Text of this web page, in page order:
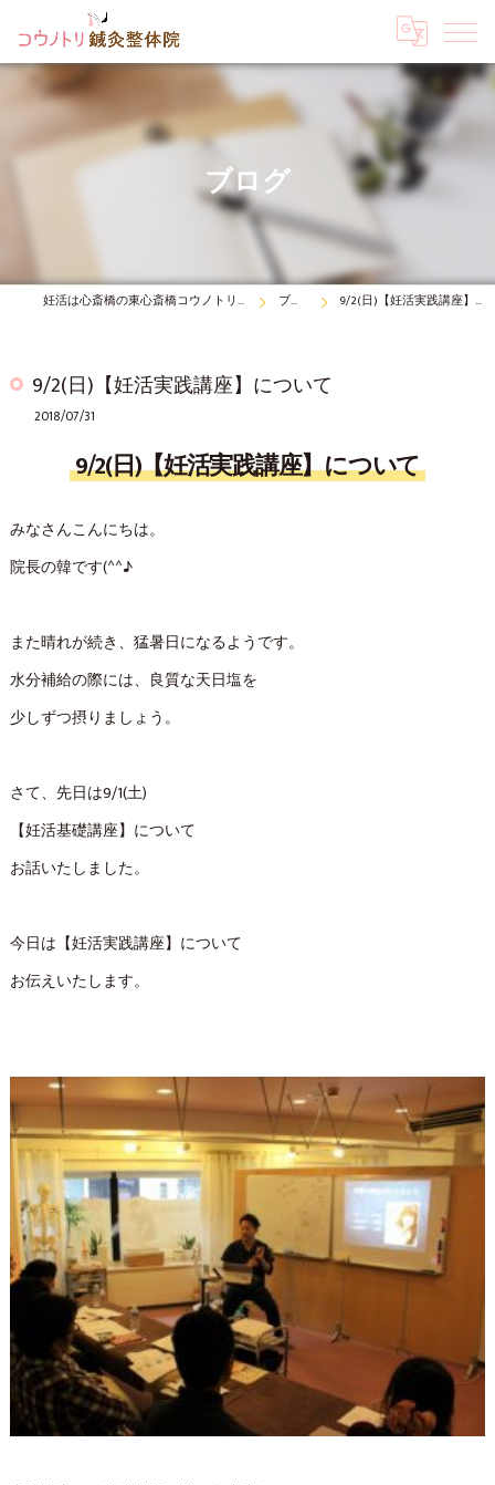
ブログ
妊活は心斎橋の東心斎橋コウノトリ鍼灸整体院 ブログ 9/2(日)【妊活実践講座】について
9/2(日)【妊活実践講座】について
2018/07/31
9/2(日)【妊活実践講座】について
みなさんこんにちは。
院長の韓です(^^♪
また晴れが続き、猛暑日になるようです。
水分補給の際には、良質な天日塩を
少しずつ摂りましょう。
さて、先日は9/1(土)
【妊活基礎講座】について
お話いたしました。
今日は【妊活実践講座】について
お伝えいたします。